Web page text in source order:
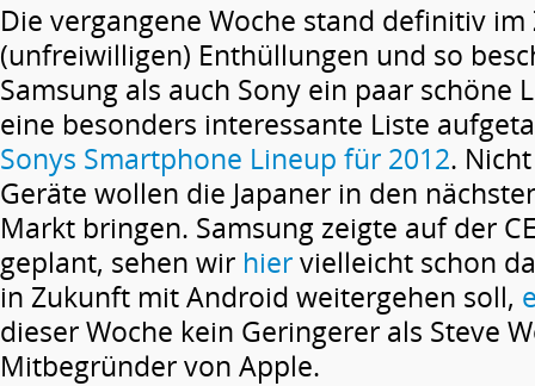
Die vergangene Woche stand definitiv im
(unfreiwilligen) Enthüllungen und so
Samsung als auch Sony ein paar schöne
eine besonders interessante Liste
Sonys Smartphone Lineup für 2012.
Geräte wollen die Japaner in den
Markt bringen. Samsung zeigte auf der
geplant, sehen wir hiervielleicht schon
in Zukunft mit Android weitergehen soll,
dieser Woche kein Geringerer als Steve
Mitbegründer von Apple.